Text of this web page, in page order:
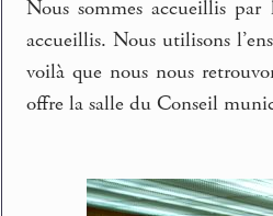
Nous sommes accueillis
accueillis. Nous utilisons
voilà que nous nous
offre la salle du Conseil